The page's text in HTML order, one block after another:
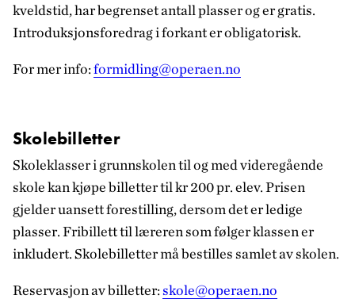
kveldstid, har begrenset antall plasser og er gratis.
Introduksjonsforedrag i forkant er obligatorisk.
For mer info:formidling@operaen.no
Skolebilletter
Skoleklasser i grunnskolen til og med videregående
skole kan kjøpe billetter til kr 200 pr. elev. Prisen
gjelder uansett forestilling, dersom det er ledige
plasser. Fribillett til læreren som følger klassen er
inkludert. Skolebilletter må bestilles samlet av skolen.
Reservasjon av billetter:skole@operaen.no